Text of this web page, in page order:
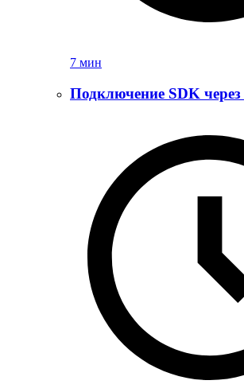
7 мин
Подключение SDK через